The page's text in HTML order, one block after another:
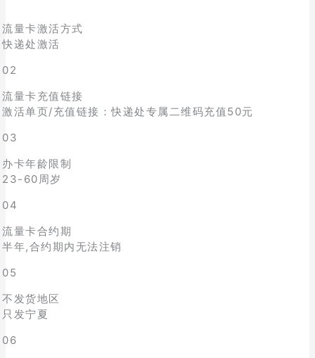
流量卡激活方式
快递处激活
02
流量卡充值链接
激活单页/充值链接：快递处专属二维码充值50元
03
办卡年龄限制
23-60周岁
04
流量卡合约期
半年,合约期内无法注销
05
不发货地区
只发宁夏
06